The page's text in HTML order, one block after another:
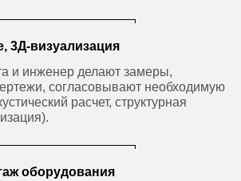
3Д-визуализация
и инженер делают замеры,
согласовывают необходимую
расчет, структурная
оборудования